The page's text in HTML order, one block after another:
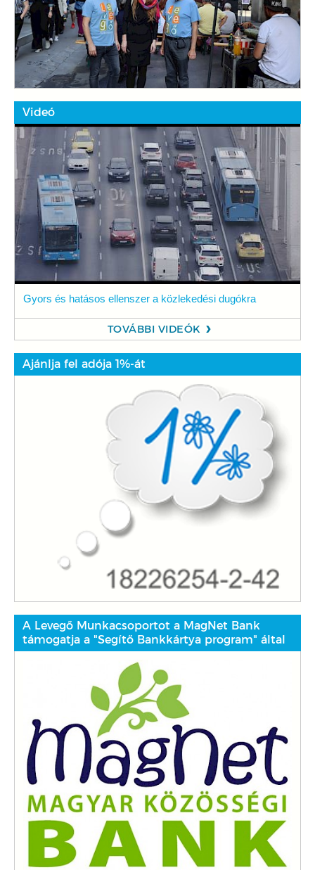
Videó
Gyors és hatásos ellenszer a közlekedési dugókra
TOVÁBBI VIDEÓK
Ajánlja fel adója 1%-át
A Levegő Munkacsoportot a MagNet Bank
támogatja a "Segítő Bankkártya program" által